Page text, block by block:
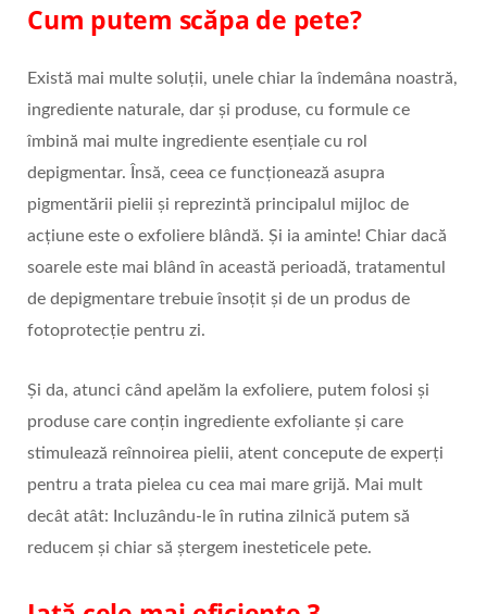
Cum putem scăpa de pete?
Există mai multe soluții, unele chiar la îndemâna noastră,
ingrediente naturale, dar și produse, cu formule ce
îmbină mai multe ingrediente esențiale cu rol
depigmentar. Însă, ceea ce funcționează asupra
pigmentării pielii și reprezintă principalul mijloc de
acțiune este o exfoliere blândă. Și ia aminte! Chiar dacă
soarele este mai blând în această perioadă, tratamentul
de depigmentare trebuie însoțit și de un produs de
fotoprotecție pentru zi.
Și da, atunci când apelăm la exfoliere, putem folosi și
produse care conțin ingrediente exfoliante și care
stimulează reînnoirea pielii, atent concepute de experți
pentru a trata pielea cu cea mai mare grijă. Mai mult
decât atât: Incluzându-le în rutina zilnică putem să
reducem și chiar să ștergem inesteticele pete.